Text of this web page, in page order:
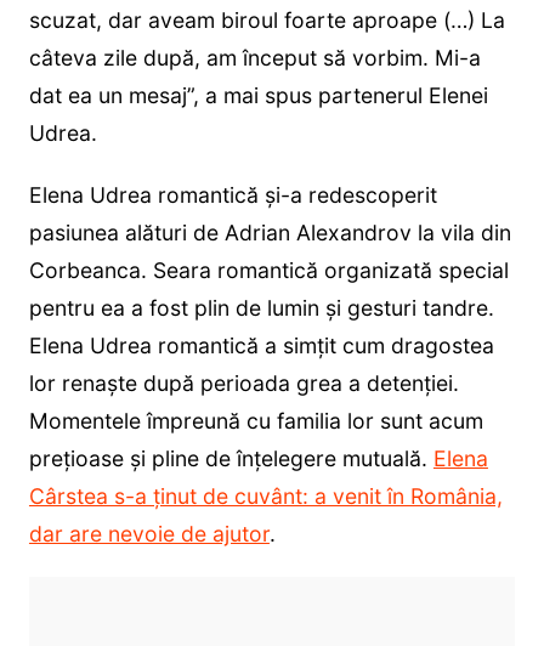
scuzat, dar aveam biroul foarte aproape (…) La
câteva zile după, am început să vorbim. Mi-a
dat ea un mesaj”, a mai spus partenerul Elenei
Udrea.
Elena Udrea romantică și-a redescoperit
pasiunea alături de Adrian Alexandrov la vila din
Corbeanca. Seara romantică organizată special
pentru ea a fost plin de lumin și gesturi tandre.
Elena Udrea romantică a simțit cum dragostea
lor renaște după perioada grea a detenției.
Momentele împreună cu familia lor sunt acum
prețioase și pline de înțelegere mutuală. Elena
Cârstea s-a ținut de cuvânt: a venit în România,
dar are nevoie de ajutor.